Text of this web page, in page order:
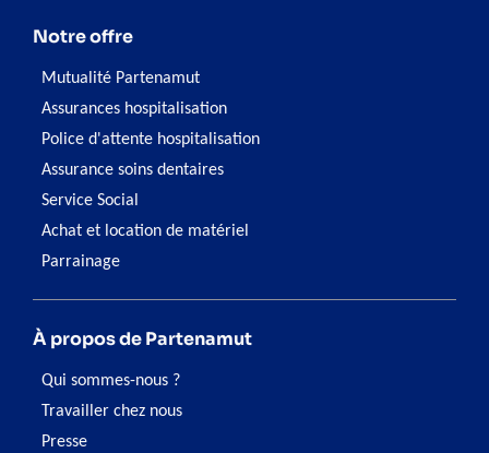
Notre offre
Mutualité Partenamut
Assurances hospitalisation
Police d'attente hospitalisation
Assurance soins dentaires
Service Social
Achat et location de matériel
Parrainage
À propos de Partenamut
Qui sommes-nous ?
Travailler chez nous
Presse